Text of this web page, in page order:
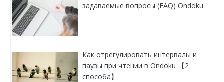
задаваемые вопросы (FAQ) Ondoku
Как отрегулировать интервалы и
паузы при чтении в Ondoku 【2
способа】